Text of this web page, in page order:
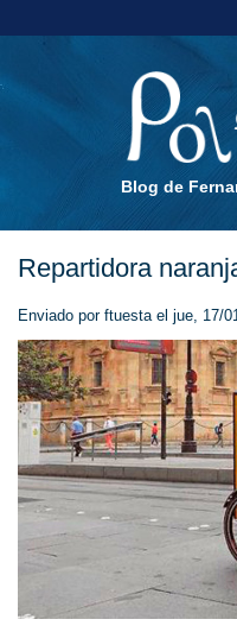
Blog de
Repartidora
Enviado por ftuestael jue, 17/